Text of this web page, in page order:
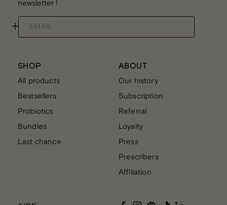
newsletter !
EMAIL
+
SHOP
All products
Bestsellers
Probiotics
Bundles
Last chance
ABOUT
Our history
Subscription
Referral
Loyalty
Press
Prescribers
Affiliation